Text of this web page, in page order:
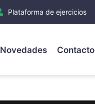
Plataforma de ejercicios
Novedades Contacto